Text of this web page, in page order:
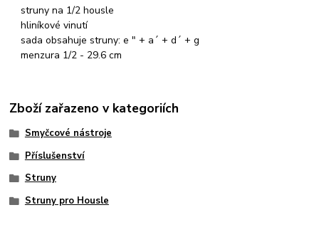
struny na 1/2 housle
hliníkové vinutí
sada obsahuje struny: e " + a´ + d´ + g
menzura 1/2 - 29.6 cm
Zboží zařazeno v kategoriích
Smyčcové nástroje
Příslušenství
Struny
Struny pro Housle